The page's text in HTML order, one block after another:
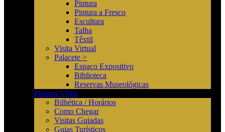
Pintura
Pintura a Fresco
Escultura
Talha
Têxtil
Visita Virtual
Palacete >
Espaço Expositivo
Biblioteca
Reservas Museológicas
Planear Visita
Bilhética / Horários
Como Chegar
Visitas Guiadas
Guias Turísticos